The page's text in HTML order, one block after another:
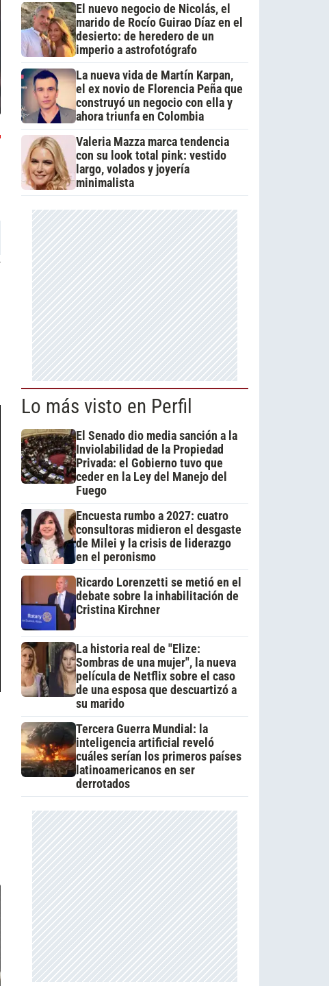
El nuevo negocio de Nicolás, el
marido de Rocío Guirao Díaz en el
desierto: de heredero de un
imperio a astrofotógrafo
La nueva vida de Martín Karpan,
el ex novio de Florencia Peña que
construyó un negocio con ella y
ahora triunfa en Colombia
Valeria Mazza marca tendencia
con su look total pink: vestido
largo, volados y joyería
minimalista
Lo más visto en Perfil
El Senado dio media sanción a la
Inviolabilidad de la Propiedad
Privada: el Gobierno tuvo que
ceder en la Ley del Manejo del
Fuego
Encuesta rumbo a 2027: cuatro
consultoras midieron el desgaste
de Milei y la crisis de liderazgo
en el peronismo
Ricardo Lorenzetti se metió en el
debate sobre la inhabilitación de
Cristina Kirchner
La historia real de "Elize:
Sombras de una mujer", la nueva
película de Netflix sobre el caso
de una esposa que descuartizó a
su marido
Tercera Guerra Mundial: la
inteligencia artificial reveló
cuáles serían los primeros países
latinoamericanos en ser
derrotados